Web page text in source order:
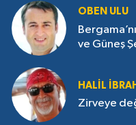
OBEN ULU
ve Güneş
HALIL
Zirveye